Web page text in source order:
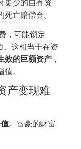
更少的自有资
亡赔偿金。
，可能锁定
这相当于在资
效的巨额资产 ，
。
产变现难
。富豪的财富